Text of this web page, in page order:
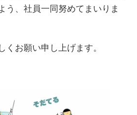
う、社員一同努めてまいりま
くお願い申し上げます。